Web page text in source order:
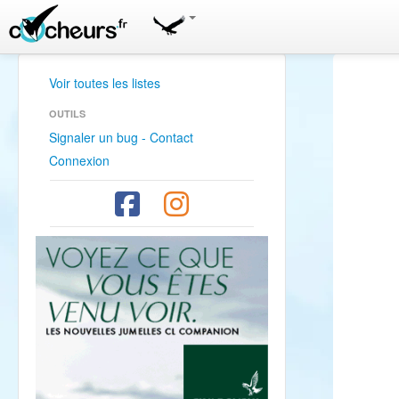
Voir toutes les listes
OUTILS
Signaler un bug - Contact
Connexion